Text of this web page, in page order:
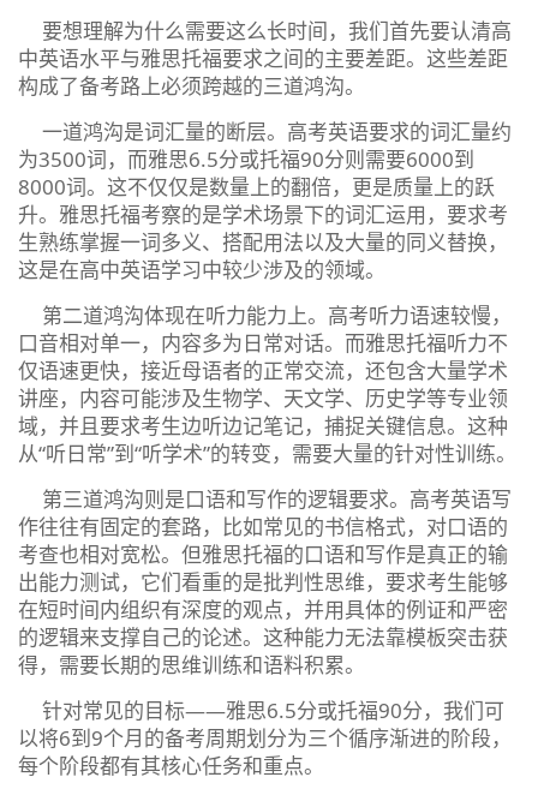
要想理解为什么需要这么长时间，我们首先要认清高
中英语水平与雅思托福要求之间的主要差距。这些差距
构成了备考路上必须跨越的三道鸿沟。
一道鸿沟是词汇量的断层。高考英语要求的词汇量约
为3500词，而雅思6.5分或托福90分则需要6000到
8000词。这不仅仅是数量上的翻倍，更是质量上的跃
升。雅思托福考察的是学术场景下的词汇运用，要求考
生熟练掌握一词多义、搭配用法以及大量的同义替换，
这是在高中英语学习中较少涉及的领域。
第二道鸿沟体现在听力能力上。高考听力语速较慢，
口音相对单一，内容多为日常对话。而雅思托福听力不
仅语速更快，接近母语者的正常交流，还包含大量学术
讲座，内容可能涉及生物学、天文学、历史学等专业领
域，并且要求考生边听边记笔记，捕捉关键信息。这种
从“听日常”到“听学术”的转变，需要大量的针对性训练。
第三道鸿沟则是口语和写作的逻辑要求。高考英语写
作往往有固定的套路，比如常见的书信格式，对口语的
考查也相对宽松。但雅思托福的口语和写作是真正的输
出能力测试，它们看重的是批判性思维，要求考生能够
在短时间内组织有深度的观点，并用具体的例证和严密
的逻辑来支撑自己的论述。这种能力无法靠模板突击获
得，需要长期的思维训练和语料积累。
针对常见的目标——雅思6.5分或托福90分，我们可
以将6到9个月的备考周期划分为三个循序渐进的阶段，
每个阶段都有其核心任务和重点。